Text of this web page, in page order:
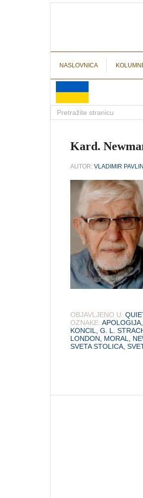
NASLOVNICA
Kard.
AUTOR: VLADIMIR
OBJAVLJENO U:
OZNAKE: APOLOGIJA
KONCIL
G. L.
LONDON
MORAL
SVETA STOLICA